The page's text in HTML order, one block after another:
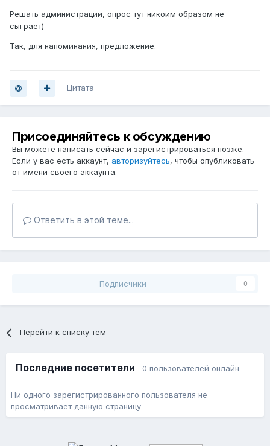
Решать администрации, опрос тут никоим образом не
сыграет)
Так, для напоминания, предложение.
Цитата
Присоединяйтесь к обсуждению
Вы можете написать сейчас и зарегистрироваться позже.
Если у вас есть аккаунт, авторизуйтесь, чтобы опубликовать
от имени своего аккаунта.
Ответить в этой теме...
Подписчики 0
Перейти к списку тем
Последние посетители 0 пользователей онлайн
Ни одного зарегистрированного пользователя не
просматривает данную страницу